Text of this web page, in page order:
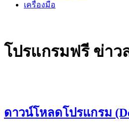
เครื่องมือ
โปรแกรมฟรี ข่าว
ดาวน์โหลดโปรแกรม